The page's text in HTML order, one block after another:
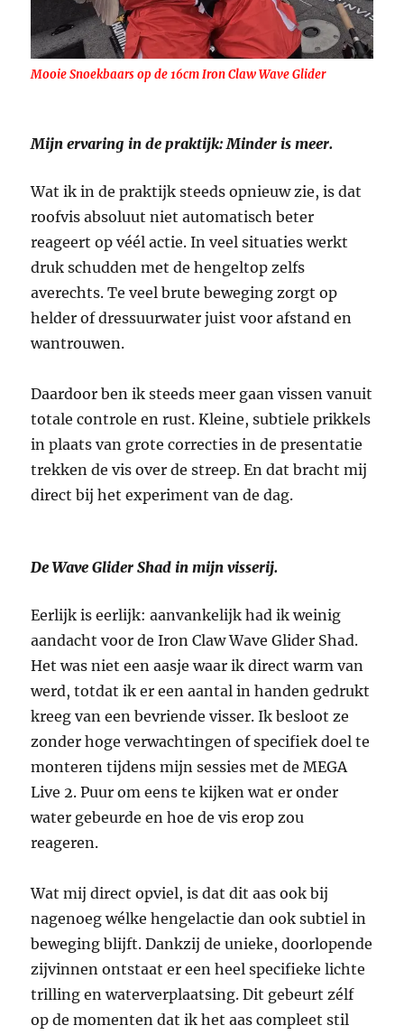
Mooie Snoekbaars op de 16cm Iron Claw Wave Glider
Mijn ervaring in de praktijk: Minder is meer.
Wat ik in de praktijk steeds opnieuw zie, is dat
roofvis absoluut niet automatisch beter
reageert op véél actie. In veel situaties werkt
druk schudden met de hengeltop zelfs
averechts. Te veel brute beweging zorgt op
helder of dressuurwater juist voor afstand en
wantrouwen.
Daardoor ben ik steeds meer gaan vissen vanuit
totale controle en rust. Kleine, subtiele prikkels
in plaats van grote correcties in de presentatie
trekken de vis over de streep. En dat bracht mij
direct bij het experiment van de dag.
De Wave Glider Shad in mijn visserij.
Eerlijk is eerlijk: aanvankelijk had ik weinig
aandacht voor de Iron Claw Wave Glider Shad.
Het was niet een aasje waar ik direct warm van
werd, totdat ik er een aantal in handen gedrukt
kreeg van een bevriende visser. Ik besloot ze
zonder hoge verwachtingen of specifiek doel te
monteren tijdens mijn sessies met de MEGA
Live 2. Puur om eens te kijken wat er onder
water gebeurde en hoe de vis erop zou
reageren.
Wat mij direct opviel, is dat dit aas ook bij
nagenoeg wélke hengelactie dan ook subtiel in
beweging blijft. Dankzij de unieke, doorlopende
zijvinnen ontstaat er een heel specifieke lichte
trilling en waterverplaatsing. Dit gebeurt zélf
op de momenten dat ik het aas compleet stil